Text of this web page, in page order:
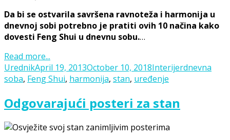
Da bi se ostvarila savršena ravnoteža i harmonija u
dnevnoj sobi potrebno je pratiti ovih 10 načina kako
dovesti Feng Shui u dnevnu sobu.…
Read more...
UrednikPosted
on
April 19, 2013October 10, 2018Categories
InterijerTags
dnevna
soba, Feng Shui, harmonija, stan, uređenje
Odgovarajući posteri za stan